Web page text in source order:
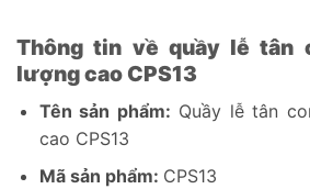
Thông tin về quầy lễ tân
lượng cao CPS13
Tên sản phẩm: Quầy lễ tân
cao CPS13
Mã sản phẩm: CPS13